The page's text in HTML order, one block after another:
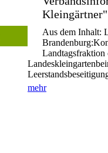
Aus dem Inhalt:
mehr